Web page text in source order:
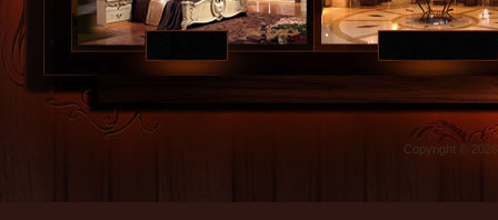
Copyright ©